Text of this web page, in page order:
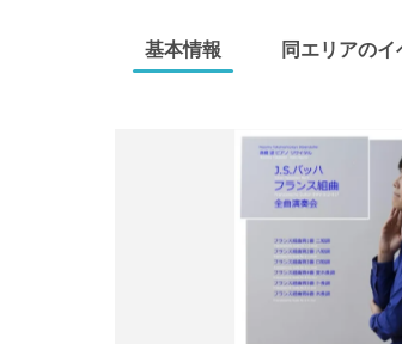
基本情報 同エリアのイ